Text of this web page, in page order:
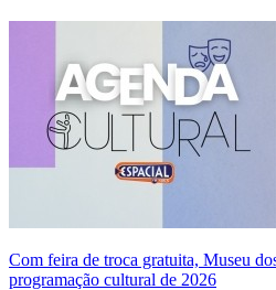
Com feira de troca gratuita, Museu
programação cultural de 2026